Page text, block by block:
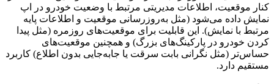
کنار موقعیت، اطلاعات مدیریتی مرتبط با وضعیت خودرو در اپ
نمایش داده می‌شود (مثل به‌روزرسانی موقعیت و اطلاعات پایه
مرتبط با نمایش). این قابلیت برای موقعیت‌های روزمره (مثل پیدا
کردن خودرو در پارکینگ‌های بزرگ) و همچنین موقعیت‌های
حساس‌تر (مثل نگرانی بابت سرقت یا جابه‌جایی بدون اطلاع) کاربرد
مستقیم دارد.